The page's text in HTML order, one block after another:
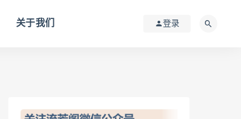
关于我们 登录